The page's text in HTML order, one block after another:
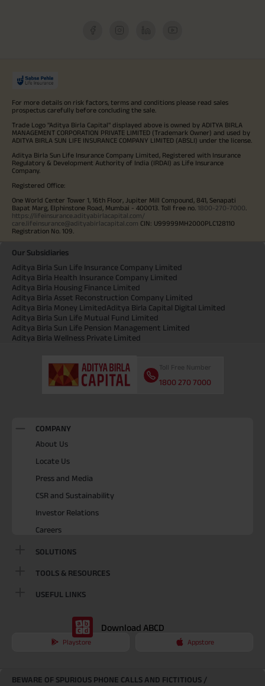
For more details on risk factors, terms and conditions please read sales
prospectus carefully before concluding the sale.
Trade Logo "Aditya Birla Capital" displayed above is owned by ADITYA BIRLA
MANAGEMENT CORPORATION PRIVATE LIMITED (Trademark Owner) and used by
ADITYA BIRLA SUN LIFE INSURANCE COMPANY LIMITED (ABSLI) under the license.
Aditya Birla Sun Life Insurance Company Limited, Registered with Insurance
Regulatory & Development Authority of India (IRDAI) as Life Insurance
Company.
Registered Office:
One World Center Tower 1, 16th Floor, Jupiter Mill Compound, 841, Senapati
Bapat Marg, Elphinstone Road, Mumbai - 400013. Toll free no. 1800-270-7000
https://lifeinsurance.adityabirlacapital.com/
care.lifeinsurance@adityabirlacapital.com CIN: U99999MH2000PLC128110
Registration No. 109.
Our Subsidiaries
Aditya Birla Sun Life Insurance Company Limited
Aditya Birla Health Insurance Company Limited
Aditya Birla Housing Finance Limited
Aditya Birla Asset Reconstruction Company Limited
Aditya Birla Money LimitedAditya Birla Capital Digital Limited
Aditya Birla Sun Life Mutual Fund Limited
Aditya Birla Sun Life Pension Management Limited
Aditya Birla Wellness Private Limited
Toll Free Number
1800 270 7000
COMPANY
About Us
Locate Us
Press and Media
CSR and Sustainability
Investor Relations
Careers
SOLUTIONS
TOOLS & RESOURCES
USEFUL LINKS
Download ABCD
Playstore Appstore
BEWARE OF SPURIOUS PHONE CALLS AND FICTITIOUS /